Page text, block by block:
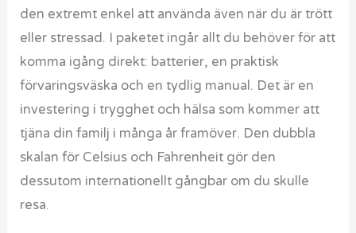
den extremt enkel att använda även när du är trött
eller stressad. I paketet ingår allt du behöver för att
komma igång direkt: batterier, en praktisk
förvaringsväska och en tydlig manual. Det är en
investering i trygghet och hälsa som kommer att
tjäna din familj i många år framöver. Den dubbla
skalan för Celsius och Fahrenheit gör den
dessutom internationellt gångbar om du skulle
resa.